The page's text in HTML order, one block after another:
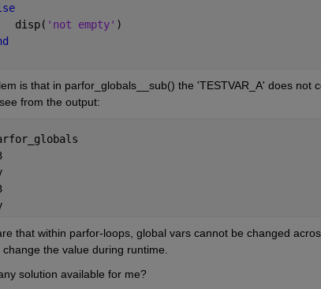
disp(
'not empty' )
is that in parfor_globals__sub() the 'TESTVAR_A' does not
from the output:
that within parfor-loops, global vars cannot be changed
change the value during runtime.
solution available for me?